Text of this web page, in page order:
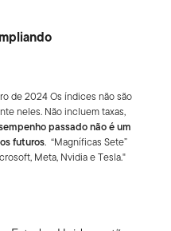
de 2024 Os índices não são
neles. Não incluem taxas,
passado não é um
futuros. “Magníficas Sete”
Meta, Nvidia e Tesla."